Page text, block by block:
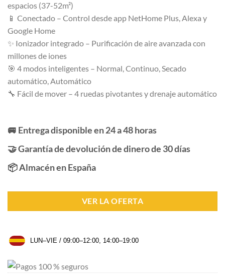
base a
valoraciones
de clientes
espacios (37-52m²)
📱 Conectado – Control desde app NetHome Plus, Alexa y
Google Home
✨ Ionizador integrado – Purificación de aire avanzada con
millones de iones
🎯 4 modos inteligentes – Normal, Continuo, Secado
automático, Automático
🔧 Fácil de mover – 4 ruedas pivotantes y drenaje automático
🚐 Entrega disponible en 24 a 48 horas
🤝 Garantía de devolución de dinero de 30 días
📦 Almacén en España
VER LA OFERTA
LUN–VIE / 09:00–12:00, 14:00–19:00